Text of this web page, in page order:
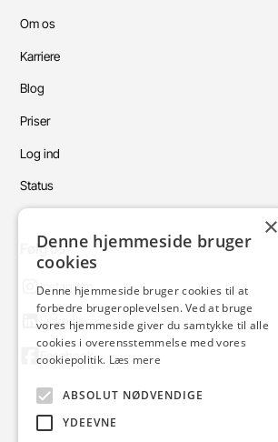
Om os
Karriere
Blog
Priser
Log ind
Status
Følg os
Instagram
LinkedIn
Facebook
×
Denne hjemmeside bruger
cookies
Denne hjemmeside bruger cookies til at
forbedre brugeroplevelsen. Ved at bruge
vores hjemmeside giver du samtykke til alle
cookies i overensstemmelse med vores
cookiepolitik. Læs mere
ABSOLUT NØDVENDIGE
YDEEVNE